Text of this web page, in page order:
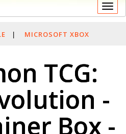
| MICROSOFT XBOX
TCG:
-
Box -